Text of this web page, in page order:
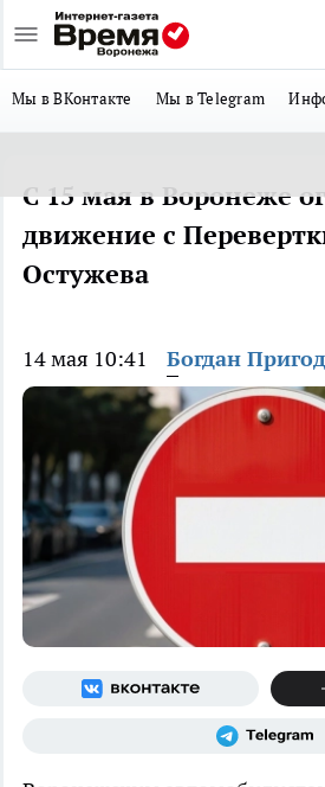
Мы в ВКонтакте Мы в Telegram
С 15 мая в Воронеже
движение с
Остужева
14 мая 10:41 Богдан